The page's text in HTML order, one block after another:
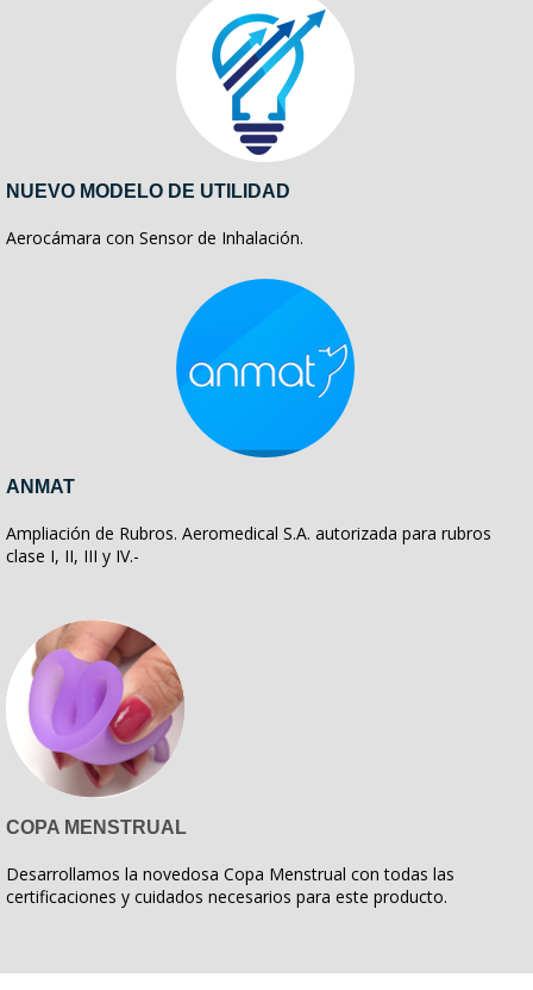
NUEVO MODELO DE UTILIDAD
Aerocámara con Sensor de Inhalación.
ANMAT
Ampliación de Rubros. Aeromedical S.A. autorizada para rubros
clase I, II, III y IV.-
COPA MENSTRUAL
Desarrollamos la novedosa Copa Menstrual con todas las
certificaciones y cuidados necesarios para este producto.